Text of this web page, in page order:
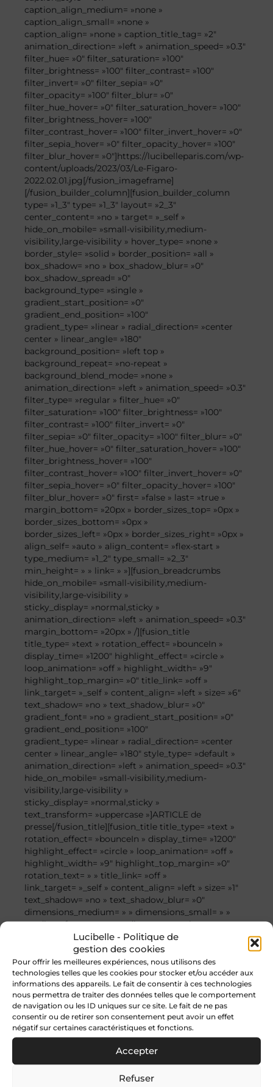
Lucibelle - Politique de
gestion des cookies
Pour offrir les meilleures expériences, nous utilisons des
technologies telles que les cookies pour stocker et/ou accéder aux
informations des appareils. Le fait de consentir à ces technologies
nous permettra de traiter des données telles que le comportement
de navigation ou les ID uniques sur ce site. Le fait de ne pas
consentir ou de retirer son consentement peut avoir un effet
négatif sur certaines caractéristiques et fonctions.
Accepter
Refuser
caption_align_medium= »none »
caption_align_small= »none »
caption_align= »none » caption_title_tag= »2″
animation_direction= »left » animation_speed= »0.3″
filter_hue= »0″ filter_saturation= »100″
filter_brightness= »100″ filter_contrast= »100″
filter_invert= »0″ filter_sepia= »0″
filter_opacity= »100″ filter_blur= »0″
filter_hue_hover= »0″ filter_saturation_hover= »100″
filter_brightness_hover= »100″
filter_contrast_hover= »100″ filter_invert_hover= »0″
filter_sepia_hover= »0″ filter_opacity_hover= »100″
filter_blur_hover= »0″]https://lucibelleparis.com/wp-
content/uploads/2023/03/Le-Figaro-
2022.02.01.jpg[/fusion_imageframe]
[/fusion_builder_column][fusion_builder_column
type= »1_3″ type= »1_3″ layout= »2_3″
center_content= »no » target= »_self »
hide_on_mobile= »small-visibility,medium-
visibility,large-visibility » hover_type= »none »
border_style= »solid » border_position= »all »
box_shadow= »no » box_shadow_blur= »0″
box_shadow_spread= »0″
background_type= »single »
gradient_start_position= »0″
gradient_end_position= »100″
gradient_type= »linear » radial_direction= »center
center » linear_angle= »180″
background_position= »left top »
background_repeat= »no-repeat »
background_blend_mode= »none »
animation_direction= »left » animation_speed= »0.3″
filter_type= »regular » filter_hue= »0″
filter_saturation= »100″ filter_brightness= »100″
filter_contrast= »100″ filter_invert= »0″
filter_sepia= »0″ filter_opacity= »100″ filter_blur= »0″
filter_hue_hover= »0″ filter_saturation_hover= »100″
filter_brightness_hover= »100″
filter_contrast_hover= »100″ filter_invert_hover= »0″
filter_sepia_hover= »0″ filter_opacity_hover= »100″
filter_blur_hover= »0″ first= »false » last= »true »
margin_bottom= »20px » border_sizes_top= »0px »
border_sizes_bottom= »0px »
border_sizes_left= »0px » border_sizes_right= »0px »
align_self= »auto » align_content= »flex-start »
type_medium= »1_2″ type_small= »2_3″
min_height= » » link= » »][fusion_breadcrumbs
hide_on_mobile= »small-visibility,medium-
visibility,large-visibility »
sticky_display= »normal,sticky »
animation_direction= »left » animation_speed= »0.3″
margin_bottom= »20px » /][fusion_title
title_type= »text » rotation_effect= »bounceIn »
display_time= »1200″ highlight_effect= »circle »
loop_animation= »off » highlight_width= »9″
highlight_top_margin= »0″ title_link= »off »
link_target= »_self » content_align= »left » size= »6″
text_shadow= »no » text_shadow_blur= »0″
gradient_font= »no » gradient_start_position= »0″
gradient_end_position= »100″
gradient_type= »linear » radial_direction= »center
center » linear_angle= »180″ style_type= »default »
animation_direction= »left » animation_speed= »0.3″
hide_on_mobile= »small-visibility,medium-
visibility,large-visibility »
sticky_display= »normal,sticky »
text_transform= »uppercase »]ARTICLE de
presse[/fusion_title][fusion_title title_type= »text »
rotation_effect= »bounceIn » display_time= »1200″
highlight_effect= »circle » loop_animation= »off »
highlight_width= »9″ highlight_top_margin= »0″
rotation_text= » » title_link= »off »
link_target= »_self » content_align= »left » size= »1″
text_shadow= »no » text_shadow_blur= »0″
dimensions_medium= » » dimensions_small= » »
gradient_font= »no » gradient_start_color= » »
gradient_end_color= » » gradient_start_position= »0″
gradient_end_position= »100″
gradient_type= »linear » radial_direction= »center
center » linear_angle= »180″ style_type= »default »
animation_direction= »left » animation_speed= »0.3″
hide_on_mobile= »small-visibility,medium-
visibility,large-visibility »
sticky_display= »normal,sticky » font_size= »24px »]
[/fusion_title][fusion_text hide_on_mobile= »small-